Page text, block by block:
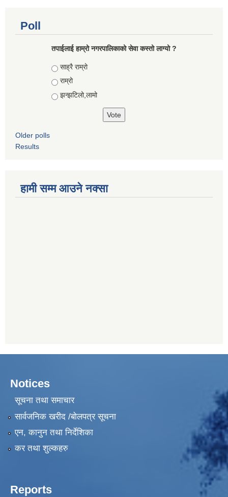
Poll
तपाईलाई हाम्रो नगरपालिकाको सेवा कस्तो लाग्यो ?
Choices
साह्रै राम्रो
राम्रो
झन्झटिलो,लामो
Older polls
Results
हामी सम्म आउने नक्सा
Notices
सूचना तथा समाचार
सार्वजनिक खरीद /बोलपत्र सूचना
एन, कानुन तथा निर्देशिका
कर तथा शुल्कहरु
Reports